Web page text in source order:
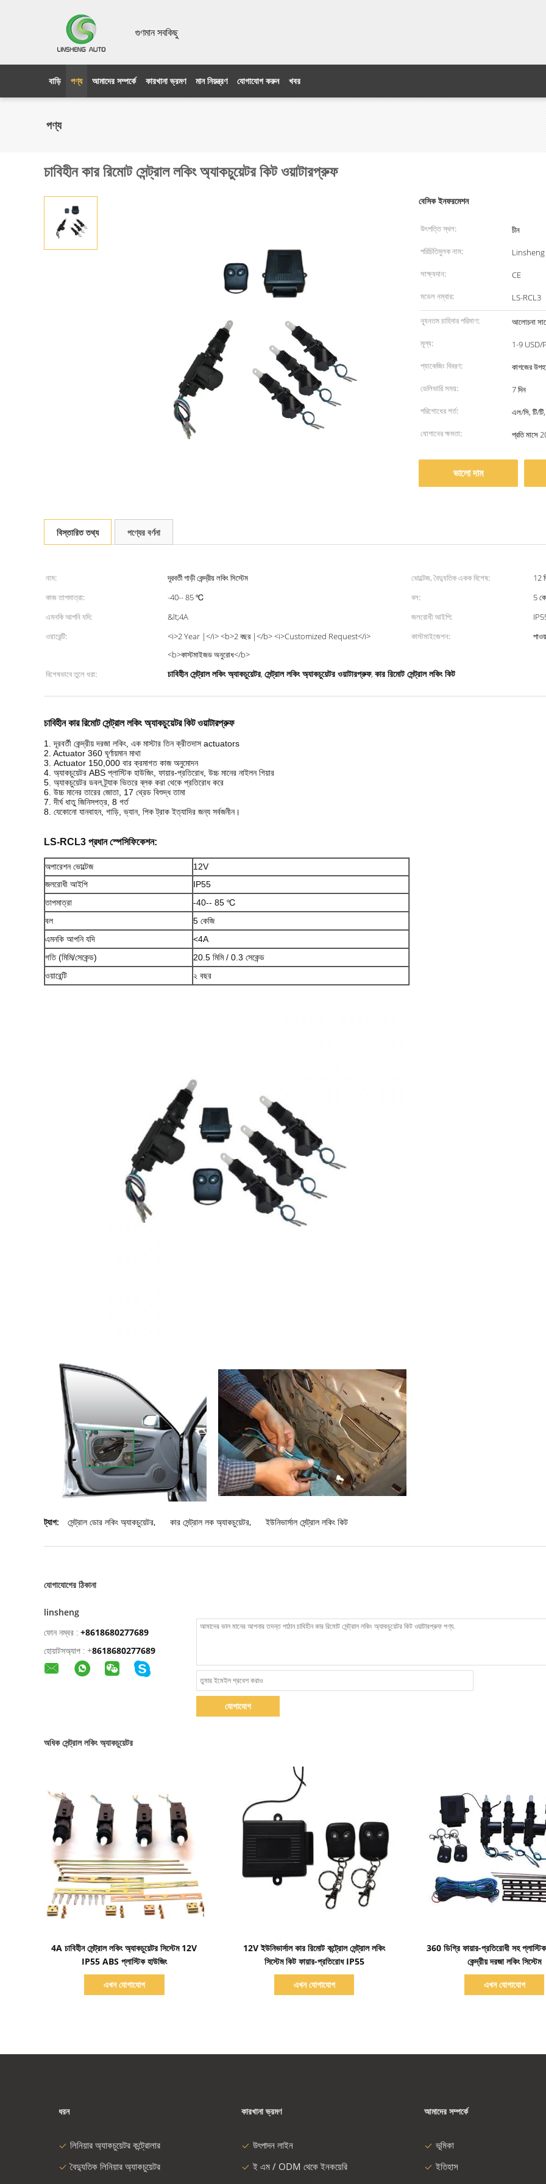
গুণমান সবকিছু
বাড়ি পণ্য আমাদের সম্পর্কে কারখানা ভ্রমণ মান নিয়ন্ত্রণ যোগাযোগ করুন খবর
পণ্য
চাবিহীন কার রিমোট সেন্ট্রাল লকিং অ্যাকচুয়েটর কিট ওয়াটারপ্রুফ
বেসিক ইনফরমেশন
উৎপত্তি স্থল:
চীন
পরিচিতিমুলক নাম:
সাক্ষ্যদান:
CE
মডেল নম্বার:
LS-RCL3
ন্যূনতম চাহিদার পরিমাণ:
আলোচনা
মূল্য:
1-9 USD/
প্যাকেজিং বিবরণ:
কাগজের
ডেলিভারি সময়:
7 দিন
পরিশোধের শর্ত:
এল/সি, টি/
যোগানের ক্ষমতা:
প্রতি মাসে
ভালো দাম
বিস্তারিত তথ্য পণ্যের বর্ণনা
নাম: দূরবর্তী গাড়ী কেন্দ্রীয় লকিং সিস্টেম ভোল্টেজ, বৈদ্যুতিক একক বিশেষ:
12
কাজ তাপমাত্রা:
-40-- 85 ℃ বল:
5
এমনকি আপনি যদি:
&lt;4A জলরোধী আইপি:
ওয়ারেন্টি:
<i>2 Year |</i> <b>2 বছর |</b> <i>Customized Request</i>
<b>কাস্টমাইজড অনুরোধ</b>
কাস্টমাইজেশন:
বিশেষভাবে তুলে ধরা: চাবিহীন সেন্ট্রাল লকিং অ্যাকচুয়েটর, সেন্ট্রাল লকিং অ্যাকচুয়েটর ওয়াটারপ্রুফ, কার রিমোট সেন্ট্রাল লকিং কিট
চাবিহীন কার রিমোট সেন্ট্রাল লকিং অ্যাকচুয়েটর কিট ওয়াটারপ্রুফ
1. দূরবর্তী কেন্দ্রীয় দরজা লকিং, এক মাস্টার তিন ক্রীতদাস actuators
2. Actuator 360 ঘূর্ণায়মান মাথা
3. Actuator 150,000 বার ক্রমাগত কাজ অনুমোদন
4. অ্যাকচুয়েটর ABS প্লাস্টিক হাউজিং, ফায়ার-প্রতিরোধ, উচ্চ মানের নাইলন গিয়ার
5. অ্যাকচুয়েটর ডবল ট্র্যাক ভিতরে ব্লক করা থেকে প্রতিরোধ করে
6. উচ্চ মানের তারের জোতা, 17 থ্রেড বিশুদ্ধ তামা
7. দীর্ঘ ধাতু জিনিসপত্র, 8 গর্ত
8. যেকোনো যানবাহন, গাড়ি, ভ্যান, পিক ট্রাক ইত্যাদির জন্য সর্বজনীন।
LS-RCL3 প্রধান স্পেসিফিকেশন:
অপারেশন ভোল্টেজ
12V
জলরোধী আইপি
IP55
তাপমাত্রা
-40-- 85 ℃
বল
5 কেজি
এমনকি আপনি যদি
<4A
গতি (মিমি/সেকেন্ড)
20.5 মিমি / 0.3 সেকেন্ড
ওয়ারেন্টি
২ বছর
ট্যাগ: সেন্ট্রাল ডোর লকিং অ্যাকচুয়েটর, কার সেন্ট্রাল লক অ্যাকচুয়েটর, ইউনিভার্সাল সেন্ট্রাল লকিং কিট
যোগাযোগের ঠিকানা
linsheng
ফোন নম্বর : +8618680277689
হোয়াটসঅ্যাপ : +8618680277689
যোগাযোগ
অধিক সেন্ট্রাল লকিং অ্যাকচুয়েটর
4A চাবিহীন সেন্ট্রাল লকিং অ্যাকচুয়েটর সিস্টেম 12V
IP55 ABS প্লাস্টিক হাউজিং
এখন যোগাযোগ
12V ইউনিভার্সাল কার রিমোট কন্ট্রোল সেন্ট্রাল লকিং
সিস্টেম কিট ফায়ার-প্রতিরোধ IP55
এখন যোগাযোগ
360 ডিগ্রি ফায়ার-প্রতিরোধী সহ প্লাস্টিক
কেন্দ্রীয় দরজা লকিং সিস্টেম
এখন যোগাযোগ
ধরন
লিনিয়ার অ্যাকচুয়েটর কন্ট্রোলার
বৈদ্যুতিক লিনিয়ার অ্যাকচুয়েটর
কারখানা ভ্রমণ
উৎপাদন লাইন
ই এম / ODM থেকে ইনকয়েরি
আমাদের সম্পর্কে
ভূমিকা
ইতিহাস